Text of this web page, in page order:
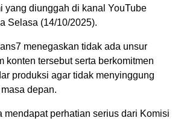
yang diunggah di kanal YouTube
Selasa (14/10/2025).
menegaskan tidak ada unsur
konten tersebut serta berkomitmen
produksi agar tidak menyinggung
depan.
mendapat perhatian serius dari Komisi